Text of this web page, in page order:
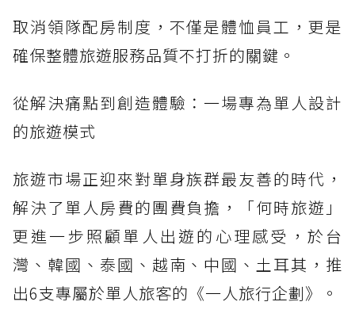
取消領隊配房制度，不僅是體恤員工，更是
確保整體旅遊服務品質不打折的關鍵。
從解決痛點到創造體驗：一場專為單人設計
的旅遊模式
旅遊市場正迎來對單身族群最友善的時代，
解決了單人房費的團費負擔，「何時旅遊」
更進一步照顧單人出遊的心理感受，於台
灣、韓國、泰國、越南、中國、土耳其，推
出6支專屬於單人旅客的《一人旅行企劃》。